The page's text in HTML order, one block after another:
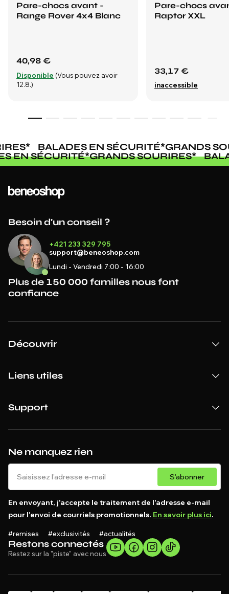
Pare-chocs avant -
Range Rover 4x4 Blanc
40,98 €
Disponible (Vous pouvez avoir
12.8.)
Pare-chocs
Raptor XXL
33,17 €
inaccessible
* BALADES EN SÉCURITÉ*GRANDS
EN SÉCURITÉ*GRANDS SOURIRES*
Restons connectés
Restez sur la "piste" avec nous
Ne manquez rien
S'abonner
En envoyant, j'accepte le traitement de l'adresse e-mail
pour l'envoi de courriels promotionnels. En savoir plus ici.
#remises #exclusivités #actualités
Besoin d'un conseil ?
+421 233 329 795
support@beneoshop.com
Lundi - Vendredi 7:00 - 16:00
Plus de 150 000 familles nous font
confiance
Découvrir
Liens utiles
Support